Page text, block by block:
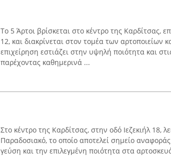
Το 5 Άρτοι βρίσκεται στο κέντρο της Καρδίτσας,
12, και διακρίνεται στον τομέα των αρτοποιείων
επιχείρηση εστιάζει στην υψηλή ποιότητα και
παρέχοντας καθημερινά ...
Στο κέντρο της Καρδίτσας, στην οδό Ιεζεκιήλ 18,
Παραδοσιακό, το οποίο αποτελεί σημείο
γεύση και την επιλεγμένη ποιότητα στα